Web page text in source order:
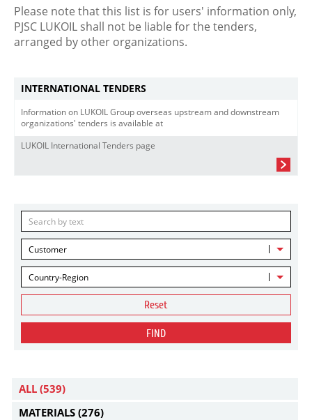
Please note that this list is for users' information only,
PJSC LUKOIL shall not be liable for the tenders,
arranged by other organizations.
INTERNATIONAL TENDERS
Information on LUKOIL Group overseas upstream and downstream
organizations' tenders is available at
LUKOIL International Tenders page
Customer
Country-Region
Reset
FIND
ALL (539)
MATERIALS (276)